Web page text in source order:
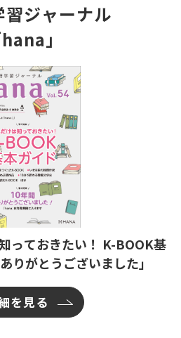
習ジャーナル
hana」
っておきたい！ K-BOOK基
りがとうございました」
を見る